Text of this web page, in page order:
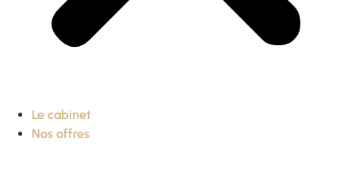
Le cabinet
Nos offres